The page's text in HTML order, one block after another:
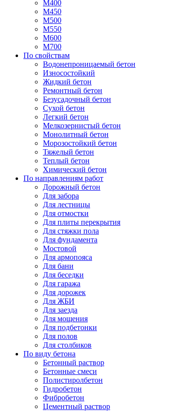
М400
М450
М500
М550
М600
М700
По свойствам
Водонепроницаемый бетон
Износостойкий
Жидкий бетон
Ремонтный бетон
Безусадочный бетон
Сухой бетон
Легкий бетон
Мелкозернистый бетон
Монолитный бетон
Морозостойкий бетон
Тяжелый бетон
Теплый бетон
Химический бетон
По направлениям работ
Дорожный бетон
Для забора
Для лестницы
Для отмостки
Для плиты перекрытия
Для стяжки пола
Для фундамента
Мостовой
Для армопояса
Для бани
Для беседки
Для гаража
Для дорожек
Для ЖБИ
Для заезда
Для мощения
Для подбетонки
Для полов
Для столбиков
По виду бетона
Бетонный раствор
Бетонные смеси
Полистиролбетон
Гидробетон
Фибробетон
Цементный раствор